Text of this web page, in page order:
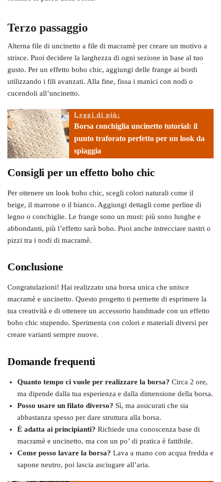
Terzo passaggio
Alterna file di uncinetto a file di macramè per creare un motivo a
strisce. Puoi decidere la larghezza di ogni sezione in base al tuo
gusto. Per un effetto boho chic, aggiungi delle frange ai bordi
utilizzando i fili avanzati. Alla fine, fissa i manici con nodi o
cucendoli all’uncinetto.
Leggi di più:
Borsa conchiglia uncinetto tutorial: il
punto traforato perfetto per un look da
spiaggia
Consigli per un effetto boho chic
Per ottenere un look boho chic, scegli colori naturali come il
beige, il marrone o il bianco. Aggiungi dettagli come perline di
legno o conchiglie. Le frange sono un must: più sono lunghe e
abbondanti, più l’effetto sarà boho. Puoi anche intrecciare nastri o
pizzi tra i nodi di macramè.
Conclusione
Congratulazioni! Hai realizzato una borsa unica che unisce
macramè e uncinetto. Questo progetto ti permette di esprimere la
tua creatività e di ottenere un accessorio handmade con un effetto
boho chic stupendo. Sperimenta con colori e materiali diversi per
creare varianti sempre nuove.
Domande frequenti
Quanto tempo ci vuole per realizzare la borsa? Circa 2 ore,
ma dipende dalla tua esperienza e dalla dimensione della borsa.
Posso usare un filato diverso? Sì, ma assicurati che sia
abbastanza spesso per dare struttura alla borsa.
È adatta ai principianti? Richiede una conoscenza base di
macramè e uncinetto, ma con un po’ di pratica è fattibile.
Come posso lavare la borsa? Lava a mano con acqua fredda e
sapone neutro, poi lascia asciugare all’aria.